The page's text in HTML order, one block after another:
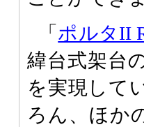
「 ポルタII
緯台式架台
を実現して
ろん、ほか